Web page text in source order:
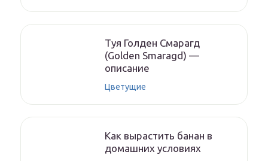
Туя Голден Смарагд
(Golden Smaragd) —
описание
Цветущие
Как вырастить банан в
домашних условиях